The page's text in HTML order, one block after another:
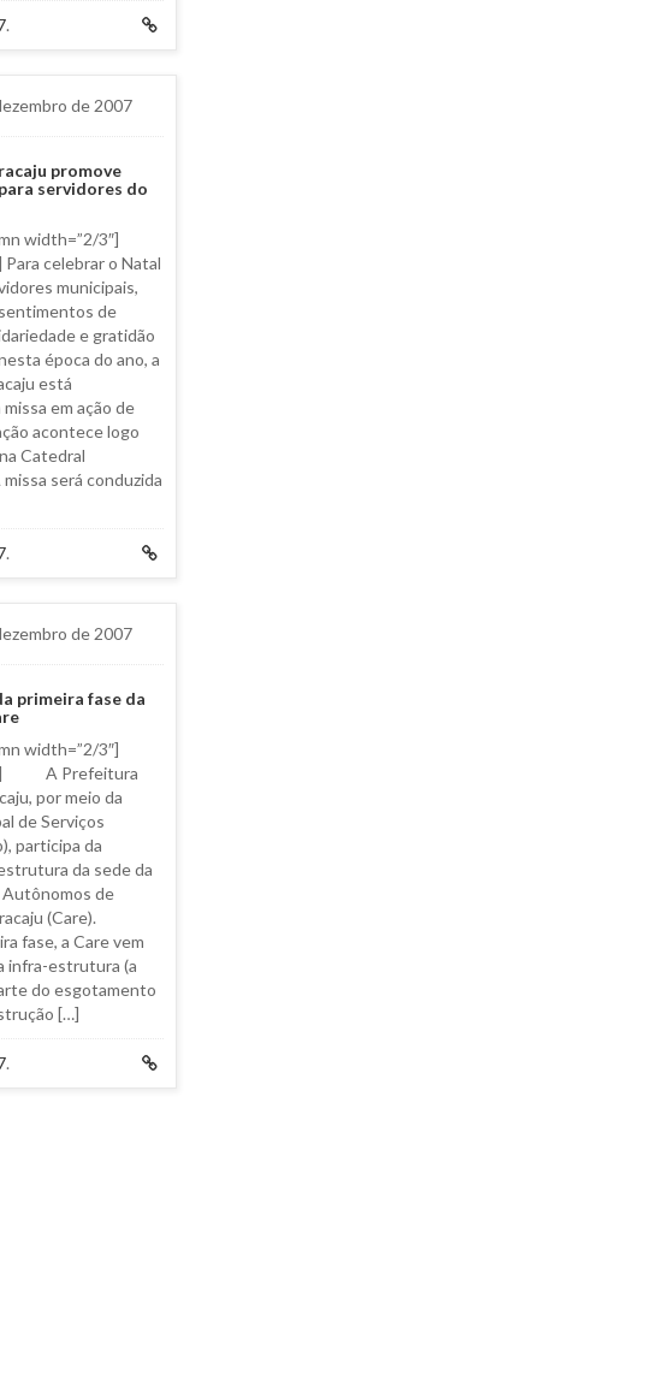
.
de 2007
promove
servidores do
width=”2/3″]
celebrar o Natal
municipais,
de
e gratidão
época do ano, a
está
em ação de
acontece logo
Catedral
será conduzida
.
de 2007
primeira fase da
width=”2/3″]
A Prefeitura
por meio da
de Serviços
participa da
da sede da
de
Aracaju (Care).
fase, a Care vem
infra-estrutura (a
do esgotamento
[…]
.